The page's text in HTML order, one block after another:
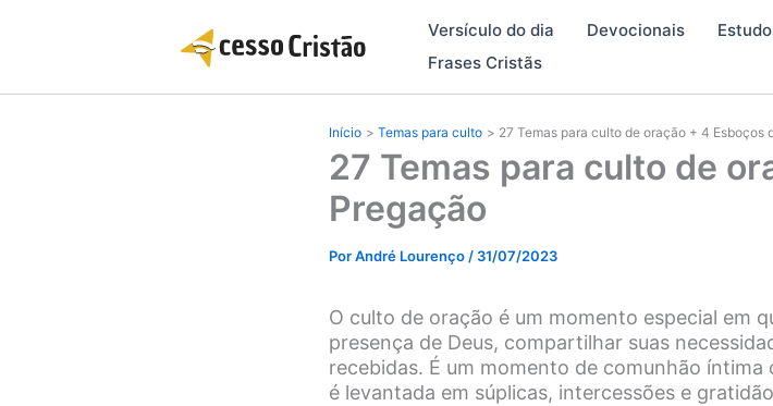
Versículo do dia Devocionais
Frases Cristãs
Início Temas para culto 27 Temas para culto de oração + 4 Esboços
27 Temas para culto de
Pregação
PorAndré Lourenço/ 31/07/2023
O culto de oração é um momento especial em
presença de Deus, compartilhar suas
recebidas. É um momento de comunhão
é levantada em súplicas, intercessões e